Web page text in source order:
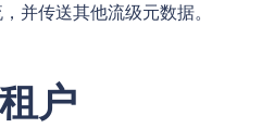
并传送其他流级元数据。
户